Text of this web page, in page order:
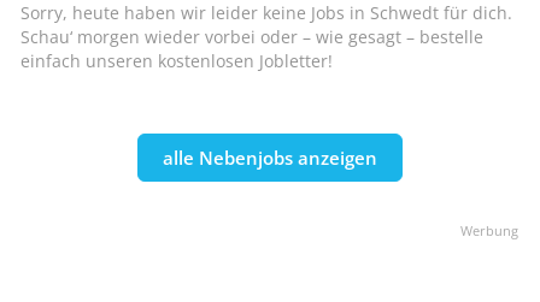
Sorry, heute haben wir leider keine Jobs in Schwedt für dich.
Schau‘ morgen wieder vorbei oder – wie gesagt – bestelle
einfach unseren kostenlosen Jobletter!
alle Nebenjobs anzeigen